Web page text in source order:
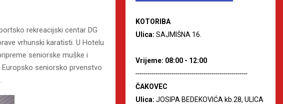
rekreacijski centar DG
vrhunski karatisti. U Hotelu
seniorske muške i
seniorsko prvenstvo
KOTORIBA
Ulica: SAJMIŠNA 16.
Vrijeme: 08:00 - 12:00
--------------------------------------------------------
ČAKOVEC
Ulica: JOSIPA BEDEKOVIĆA kb.28, ULICA